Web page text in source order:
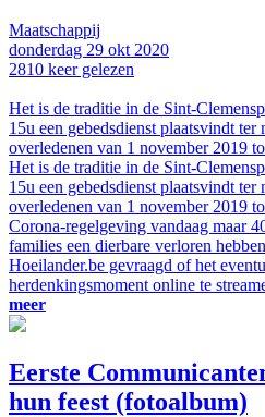
Maatschappij
donderdag 29 okt 2020
2810 keer gelezen
Het is de traditie in de Sint-
15u een gebedsdienst plaatsvindt ter
overledenen van 1 november 2019
Het is de traditie in de Sint-
15u een gebedsdienst plaatsvindt ter
overledenen van 1 november 2019
Corona-regelgeving vandaag maar
families een dierbare verloren
Hoeilander.be gevraagd of het
herdenkingsmoment online te
meer
Eerste
hun feest (fotoalbum)